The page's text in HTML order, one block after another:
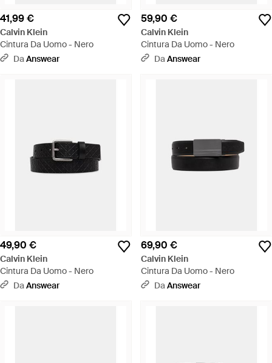
41,99 €
Calvin Klein
Cintura Da Uomo - Nero
DaAnswear
59,90 €
Calvin Klein
Cintura Da Uomo - Nero
DaAnswear
49,90 €
Calvin Klein
Cintura Da Uomo - Nero
DaAnswear
69,90 €
Calvin Klein
Cintura Da Uomo - Nero
DaAnswear